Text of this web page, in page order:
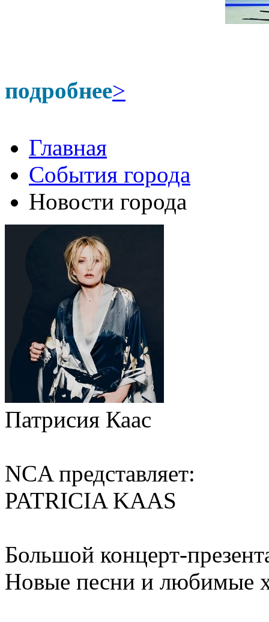
подробнее>
Главная
События города
Новости города
Патриcия Каас
NCA представляет:
PATRICIA KAAS
Большой концерт-
Новые песни и любимые